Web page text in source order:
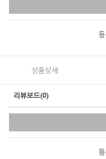
상품상세
리뷰보드(0)